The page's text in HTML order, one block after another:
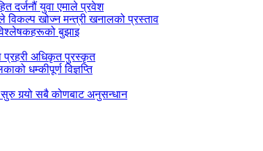
दर्जनौं युवा एमाले प्रवेश
विकल्प खोज्न मन्त्री खनालको प्रस्ताव
बुझाइ
प्रहरी अधिकृत पुरस्कृत
धम्कीपूर्ण विज्ञप्ति
सुरु गर्‍यो सबै कोणबाट अनुसन्धान